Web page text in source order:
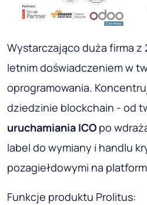
Wystarczająco duża firma z
letnim doświadczeniem w
oprogramowania.
dziedzinie blockchain - od
uruchamiania ICO po
label do wymiany i handlu
pozagiełdowymi na
Funkcje produktu Prolitus: